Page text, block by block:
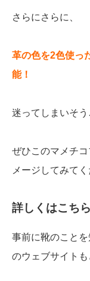
さらにさらに、
革の色を2色使っ
能！
迷ってしまいそ
ぜひこのマメチ
メージしてみてく
詳しくはこちら
事前に靴のこと
のウェブサイトも